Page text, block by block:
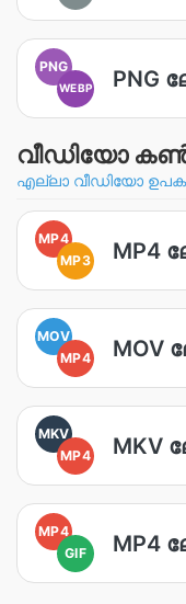
PNG
WEBP PNG
വീഡിയോ
എല്ലാ വീഡിയോ
MP4
MP3
MP4
MOV
MP4
MOV
MKV
MP4
MKV
MP4
GIF
MP4